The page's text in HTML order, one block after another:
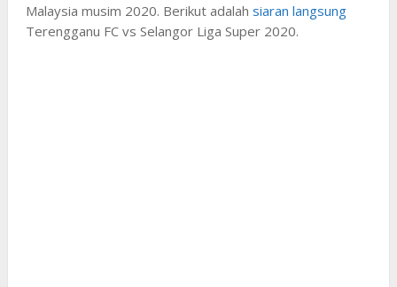
Malaysia musim 2020. Berikut adalah siaran langsung
Terengganu FC vs Selangor Liga Super 2020.